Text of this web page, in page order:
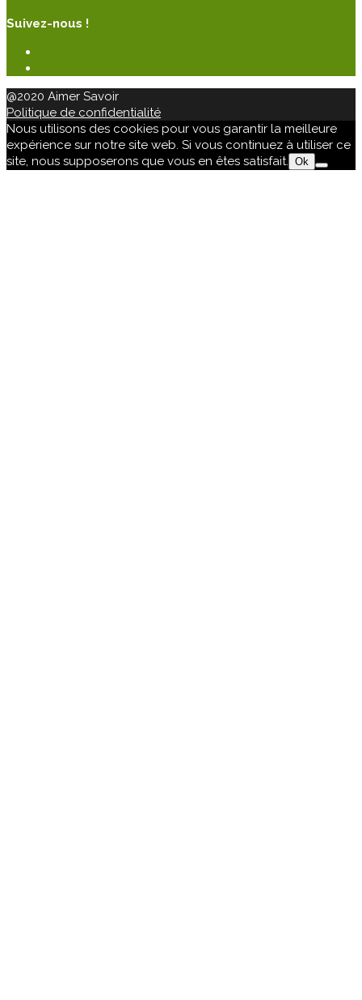
Suivez-nous !
@2020 Aimer Savoir
Politique de confidentialité
Nous utilisons des cookies pour vous garantir la meilleure
expérience sur notre site web. Si vous continuez à utiliser ce
site, nous supposerons que vous en êtes satisfait. Ok